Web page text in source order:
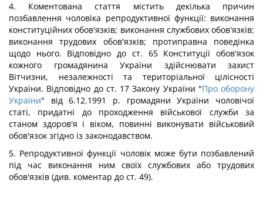
4. Коментована стаття містить декілька причин
позбавлення чоловіка репродуктивної функції: виконання
конституційних обов'язків; виконання службових обов'язків;
виконання трудових обов'язків; протиправна поведінка
щодо нього. Відповідно до ст. 65 Конституції обов'язок
кожного громадянина України здійснювати захист
Вітчизни, незалежності та територіальної цілісності
України. Відповідно до ст. 17 Закону України "Про оборону
України" від 6.12.1991 р. громадяни України чоловічої
статі, придатні до проходження військової служби за
станом здоров'я і віком, повинні виконувати військовий
обов'язок згідно із законодавством.
5. Репродуктивної функції чоловік може бути позбавлений
під час виконання ним своїх службових або трудових
обов'язків (див. коментар до ст. 49).